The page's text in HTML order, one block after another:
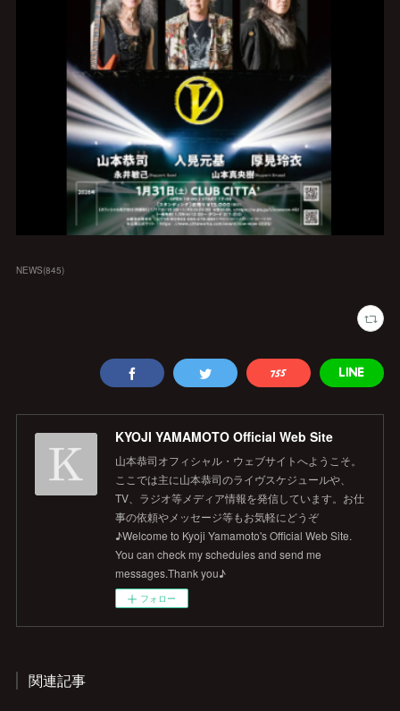
NEWS(845)
KYOJI YAMAMOTO Official Web Site
山本恭司オフィシャル・ウェブサイトへようこそ。
ここでは主に山本恭司のライヴスケジュールや、
TV、ラジオ等メディア情報を発信しています。お仕
事の依頼やメッセージ等もお気軽にどうぞ
♪Welcome to Kyoji Yamamoto's Official Web Site.
You can check my schedules and send me
messages.Thank you♪
フォロー
関連記事